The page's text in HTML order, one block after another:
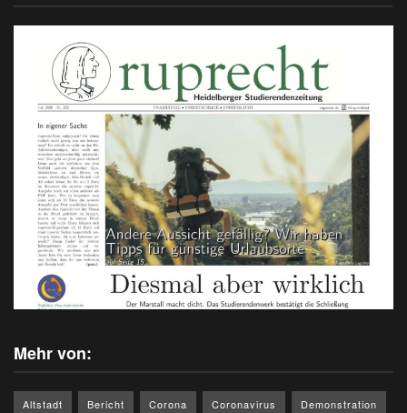
Mehr von:
Altstadt Bericht Corona Coronavirus Demonstration